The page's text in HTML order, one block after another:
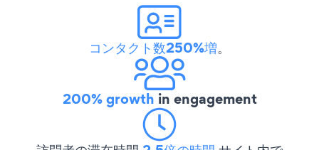
コンタクト数250%増。
200% growth in engagement